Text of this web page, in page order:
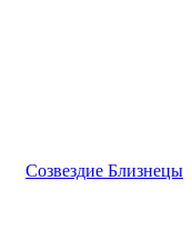
Созвездие Близнецы